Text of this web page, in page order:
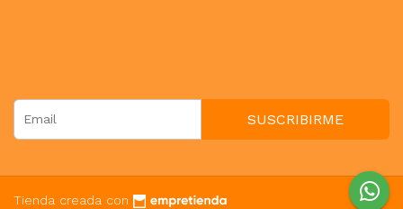
SUSCRIBIRME
Tienda creada con